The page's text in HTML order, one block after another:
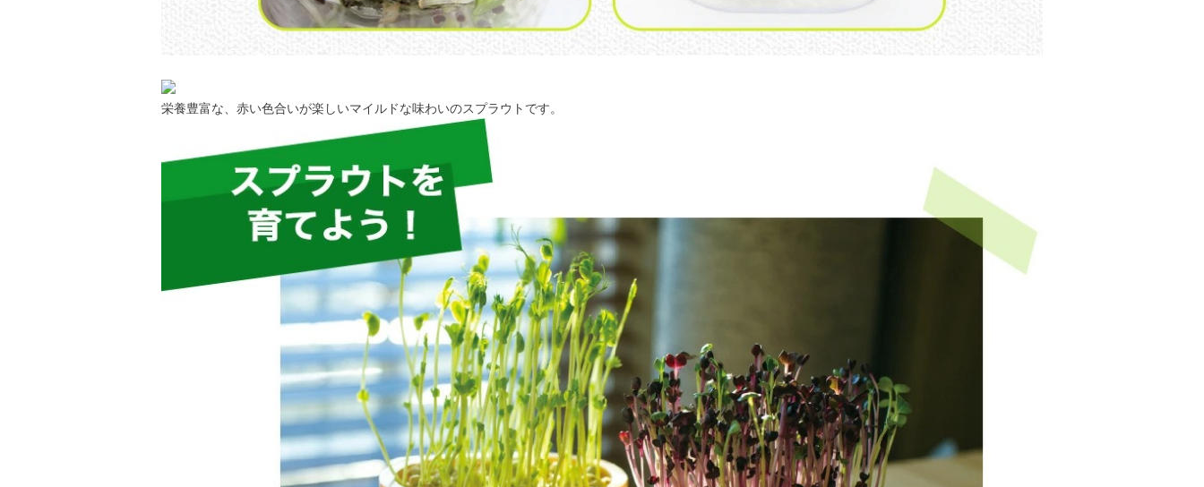
栄養豊富な、赤い色合いが楽しいマイルドな味わいのスプラウトです。